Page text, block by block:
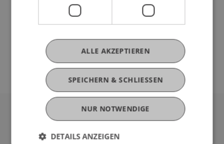
Universität Liechtenstein
Fürst-Franz-Josef-Strasse
SPEICHERN & SCHLIESSEN
ALLE AKZEPTIEREN
NUR NOTWENDIGE
DETAILS ANZEIGEN